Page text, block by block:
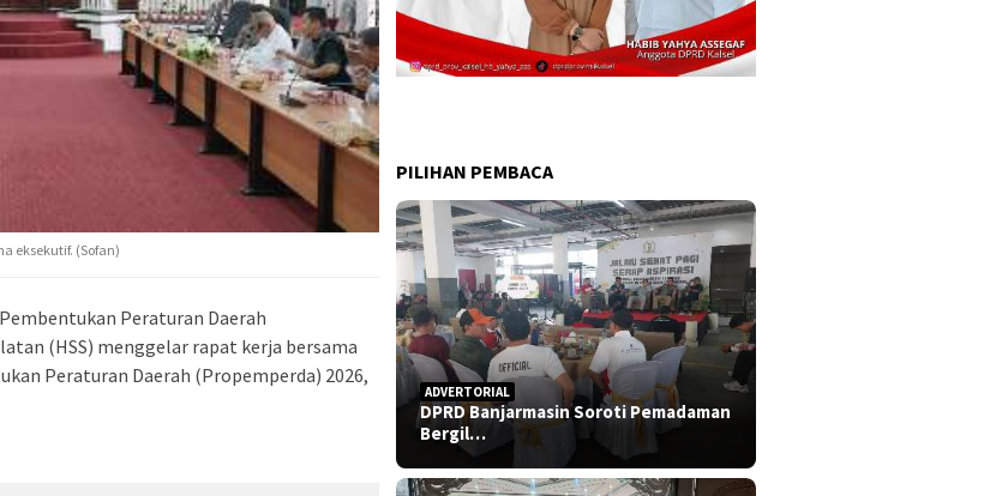
eksekutif. (Sofan)
Peraturan Daerah
(HSS) menggelar rapat kerja bersama
Peraturan Daerah (Propemperda) 2026,
PILIHAN PEMBACA
ADVERTORIAL
DPRD Banjarmasin Soroti Pemadaman
Bergil…